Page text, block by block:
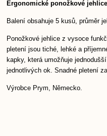
Ergonomické ponožkové
Balení obsahuje 5 kusů, průměr
Ponožkové jehlice z vysoce
pletení jsou tiché, lehké a
kapky, která umožňuje
jednotlivých ok. Snadné pletení
Výrobce Prym, Německo.